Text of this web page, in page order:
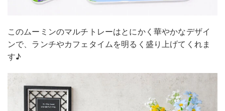
このムーミンのマルチトレーはとにかく華やかなデザイ
ンで、ランチやカフェタイムを明るく盛り上げてくれま
す♪